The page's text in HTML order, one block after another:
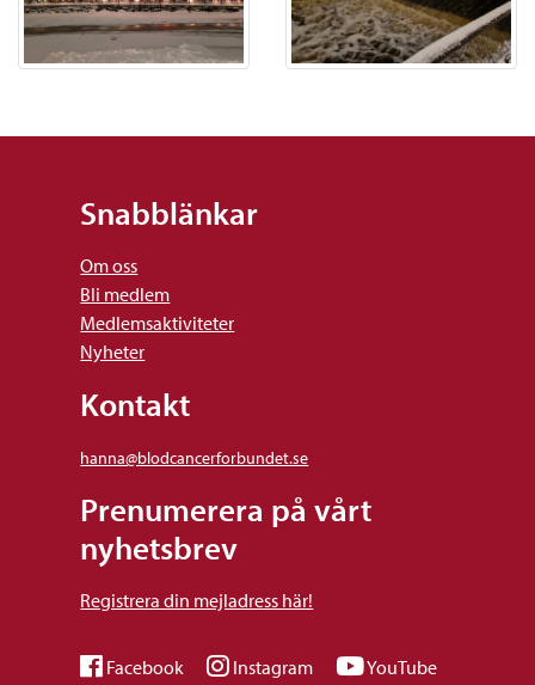
Snabblänkar
Om oss
Bli medlem
Medlemsaktiviteter
Nyheter
Kontakt
hanna@blodcancerforbundet.se
Prenumerera på vårt
nyhetsbrev
Registrera din mejladress här!
Facebook Instagram YouTube